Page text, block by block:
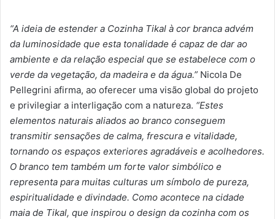
“A ideia de estender a Cozinha Tikal à cor branca advém
da luminosidade que esta tonalidade é capaz de dar ao
ambiente e da relação especial que se estabelece com o
verde da vegetação, da madeira e da água.” Nicola De
Pellegrini afirma, ao oferecer uma visão global do projeto
e privilegiar a interligação com a natureza. “Estes
elementos naturais aliados ao branco conseguem
transmitir sensações de calma, frescura e vitalidade,
tornando os espaços exteriores agradáveis ​​e acolhedores.
O branco tem também um forte valor simbólico e
representa para muitas culturas um símbolo de pureza,
espiritualidade e divindade. Como acontece na cidade
maia de Tikal, que inspirou o design da cozinha com os